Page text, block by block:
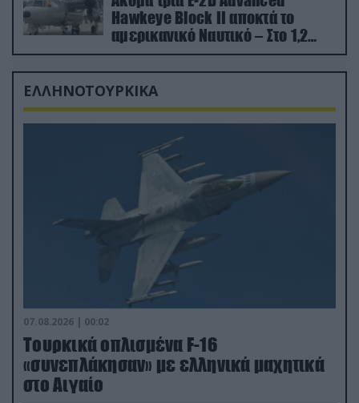
Hawkeye Block II αποκτά το
αμερικανικό Ναυτικό – Στο 1,2
δισ.δολάρια το κόστος
ΕΛΛΗΝΟΤΟΥΡΚΙΚΑ
07.08.2026 | 00:02
Τουρκικά οπλισμένα F-16
«συνεπλάκησαν» με ελληνικά μαχητικά
στο Αιγαίο